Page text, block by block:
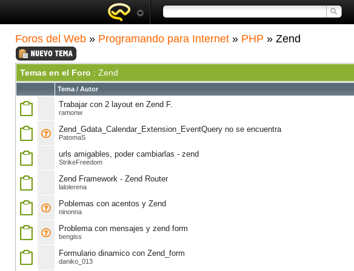
Foros del Web » Programando para Internet » PHP » Zend
Temas en el Foro : Zend
Tema / Autor
Trabajar con 2 layout en Zend F.
ramonw
Zend_Gdata_Calendar_Extension_EventQuery no se encuentra
PatomaS
urls amigables, poder cambiarlas - zend
StrikeFreedom
Zend Framework - Zend Router
lalolerena
Poblemas con acentos y Zend
ninonna
Problema con mensajes y zend form
bengiss
Formulario dinamico con Zend_form
daniko_013